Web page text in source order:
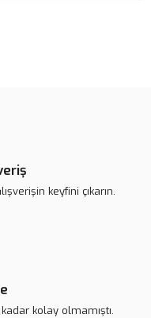
139,00 TL
keyfini çıkarın.
kolay olmamıştı.